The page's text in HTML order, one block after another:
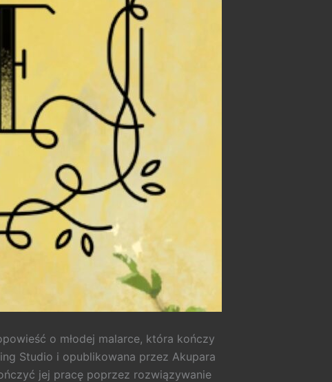
o młodej malarce, która kończy
Studio i opublikowana przez Akupara
jej pracę poprzez rozwiązywanie